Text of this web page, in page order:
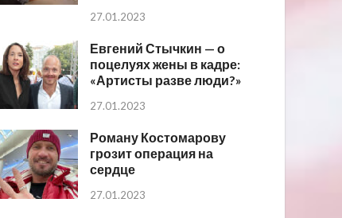
27.01.2023
Евгений Стычкин — о
поцелуях жены в кадре:
«Артисты разве люди?»
27.01.2023
Роману Костомарову
грозит операция на
сердце
27.01.2023